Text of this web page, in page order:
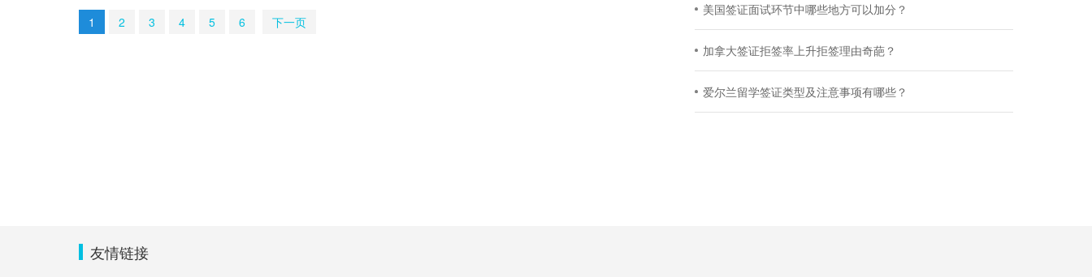
1 2 3 4 5 6 下一页
美国签证面试环节中哪些地方可以加分？
加拿大签证拒签率上升拒签理由奇葩？
爱尔兰留学签证类型及注意事项有哪些？
友情链接